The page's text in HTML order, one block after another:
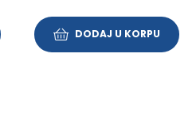
DODAJ U KORPU